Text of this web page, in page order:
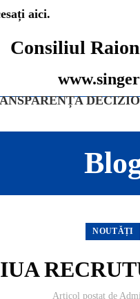
aici.
Consiliul
NOUTĂȚI
Articol postat de